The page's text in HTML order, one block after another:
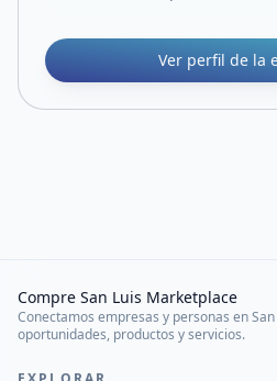
Ver perfil de la
Compre San Luis Marketplace
Conectamos empresas y personas en
oportunidades, productos y servicios.